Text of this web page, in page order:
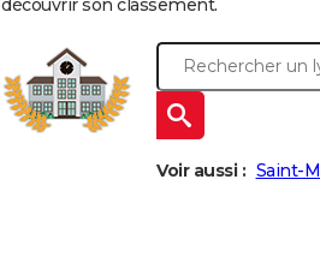
découvrir son classement.
Voir aussi : Saint-